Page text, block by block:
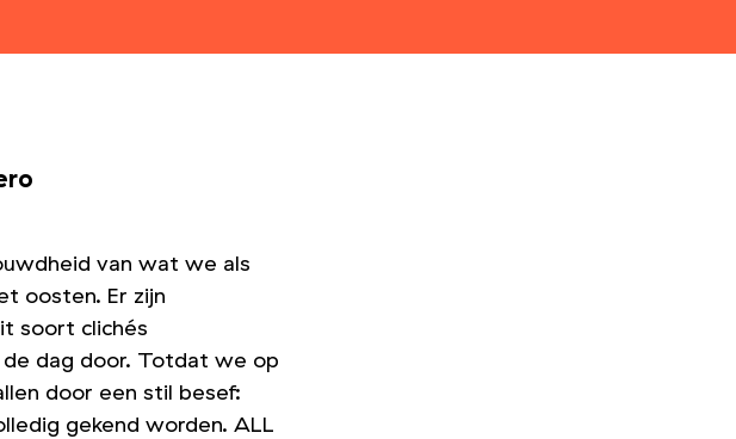
van wat we als
oosten. Er zijn
soort clichés
de dag door. Totdat we op
door een stil besef:
gekend worden. ALL